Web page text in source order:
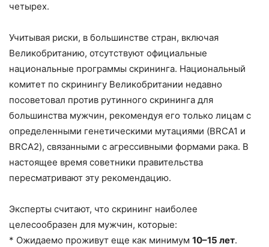
четырех.
Учитывая риски, в большинстве стран, включая
Великобританию, отсутствуют официальные
национальные программы скрининга. Национальный
комитет по скринингу Великобритании недавно
посоветовал против рутинного скрининга для
большинства мужчин, рекомендуя его только лицам с
определенными генетическими мутациями (BRCA1 и
BRCA2), связанными с агрессивными формами рака. В
настоящее время советники правительства
пересматривают эту рекомендацию.
Эксперты считают, что скрининг наиболее
целесообразен для мужчин, которые:
* Ожидаемо проживут еще как минимум 10–15 лет.